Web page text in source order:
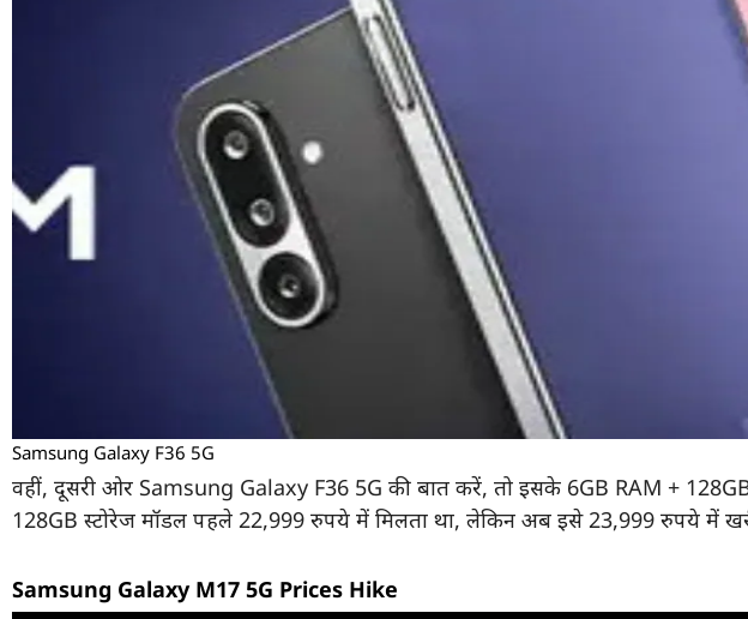
Samsung Galaxy F36 5G
वहीं, दूसरी ओर Samsung Galaxy F36 5G की बात करें, तो इसके 6GB RAM +
128GB स्टोरेज मॉडल पहले 22,999 रुपये में मिलता था, लेकिन अब इसे 23,999 रुपये में
Samsung Galaxy M17 5G Prices Hike